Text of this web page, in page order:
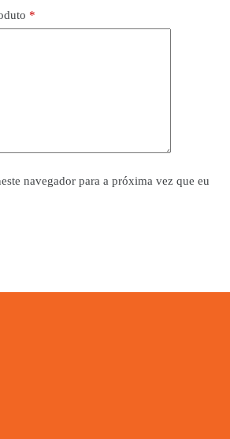
*
navegador para a próxima vez que eu